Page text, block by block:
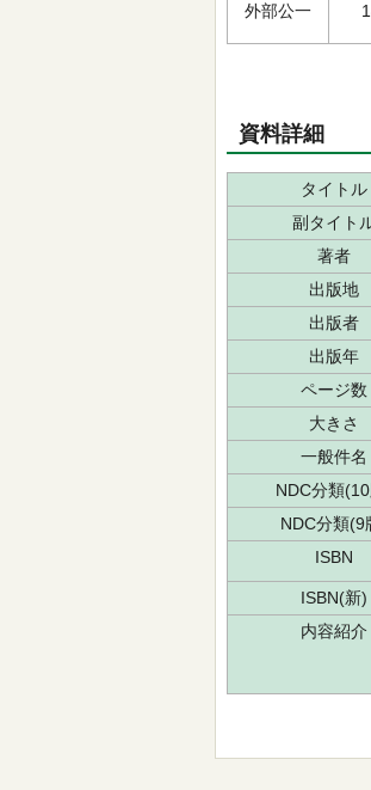
外部公一
資料詳細
タイトル
副タイト
著者
出版地
出版者
出版年
ページ数
大きさ
一般件名
NDC分類
NDC分類(9
ISBN
ISBN(新)
内容紹介